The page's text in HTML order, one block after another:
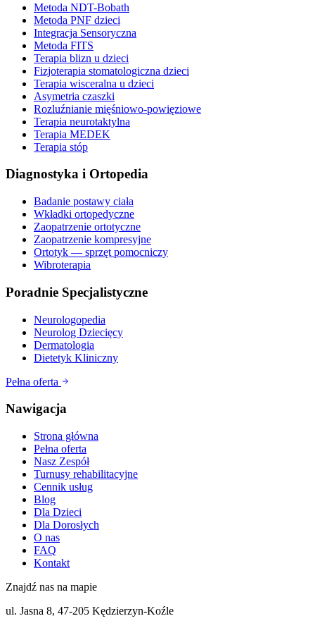
Metoda NDT-Bobath
Metoda PNF dzieci
Integracja Sensoryczna
Metoda FITS
Terapia blizn u dzieci
Fizjoterapia stomatologiczna dzieci
Terapia wisceralna u dzieci
Asymetria czaszki
Rozluźnianie mięśniowo-powięziowe
Terapia neurotaktylna
Terapia MEDEK
Terapia stóp
Diagnostyka i Ortopedia
Badanie postawy ciała
Wkładki ortopedyczne
Zaopatrzenie ortotyczne
Zaopatrzenie kompresyjne
Ortotyk — sprzęt pomocniczy
Wibroterapia
Poradnie Specjalistyczne
Neurologopedia
Neurolog Dziecięcy
Dermatologia
Dietetyk Kliniczny
Pełna oferta
Nawigacja
Strona główna
Pełna oferta
Nasz Zespół
Turnusy rehabilitacyjne
Cennik usług
Blog
Dla Dzieci
Dla Dorosłych
O nas
FAQ
Kontakt
Znajdź nas na mapie
ul. Jasna 8, 47-205 Kędzierzyn-Koźle